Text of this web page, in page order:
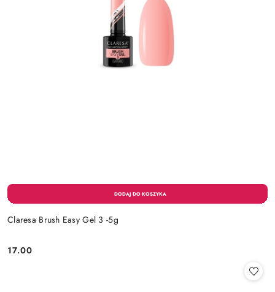
Claresa Brush Easy Gel 3 -5g
Cena:
17.00